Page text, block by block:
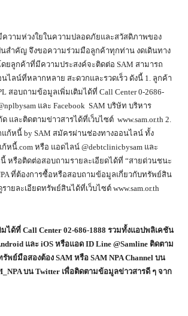
ความห่วงใยในความปลอดภัยและสวัสดิภาพของ
สำคัญ จึงขอความร่วมมือลูกค้าทุกท่าน งดเดินทาง
ยลูกค้าที่มีความประสงค์จะติดต่อ SAM สามารถ
ไลน์ที่หลากหลาย สะดวกและรวดเร็ว ดังนี้ 1. ลูกค้า
สอบถามข้อมูลเพิ่มเติมได้ที่ Call Center 0-2686-
และ Facebook SAM บริษัท บริหาร
และติดตามข่าวสารได้ที่เว็บไซต์ www.sam.or.th 2.
ก้หนี้ by SAM สมัครผ่านช่องทางออนไลน์ ทั้ง
หนี้.com หรือ แอดไลน์ @debtclinicbysam และ
หรือติดต่อสอบถามรายละเอียดได้ที่ “สายด่วนชนะ
ที่ต้องการซื้อหรือสอบถามข้อมูลเกี่ยวกับทรัพย์สิน
ายละเอียดทรัพย์สินได้ที่เว็บไซต์ www.sam.or.th
มได้ที่Call Center 02-686-1888 รวมทั้งแอปพลิเคชัน
และ iOS หรือแอด ID Line @Samline ติดตาม
รัพย์มือสองต้อง SAM หรือ SAM NPA Channel บน
บน Twitter เพื่อติดตามข้อมูลข่าวสารดี ๆ จาก